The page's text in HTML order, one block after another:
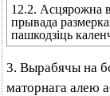
12.2. Асцярожна
прывада
пашкодзіць
3. Вырабячы на
маторнага алею